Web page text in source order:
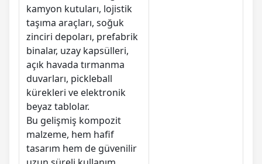
kamyon kutuları, lojistik
taşıma araçları, soğuk
zinciri depoları, prefabrik
binalar, uzay kapsülleri,
açık havada tırmanma
duvarları, pickleball
kürekleri ve elektronik
beyaz tablolar.
Bu gelişmiş kompozit
malzeme, hem hafif
tasarım hem de güvenilir